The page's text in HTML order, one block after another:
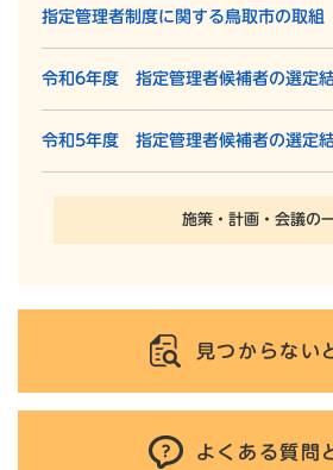
指定管理者制度に関する鳥取市の取組
令和6年度 指定管理者候補者の選定
令和5年度 指定管理者候補者の選定
施策・計画・会議の
見つからない
よくある質問